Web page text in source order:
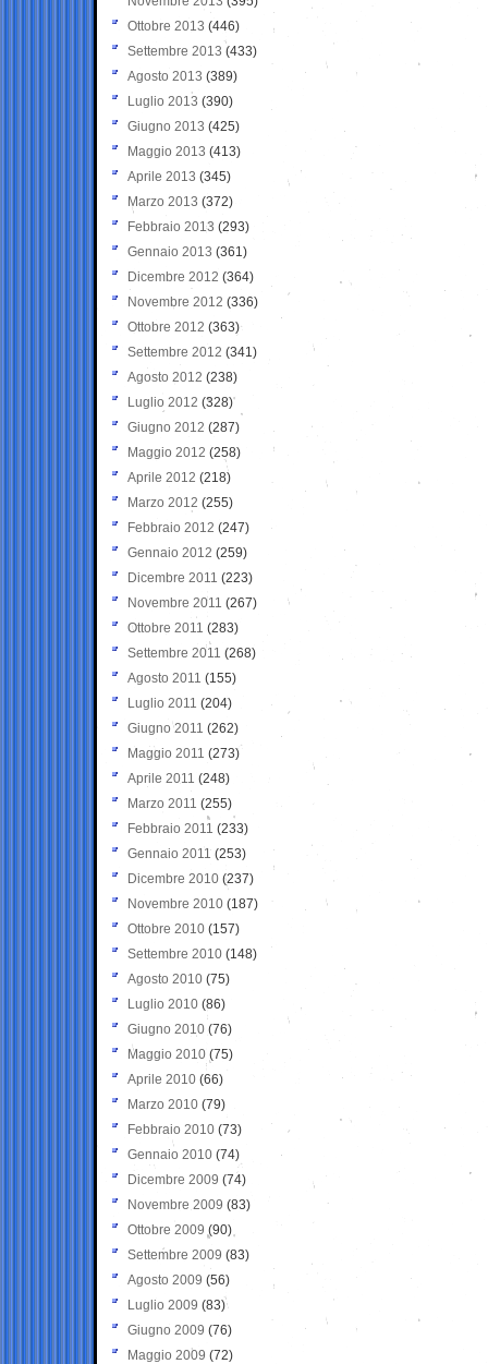
Ottobre 2013 (446)
Settembre 2013 (433)
Agosto 2013 (389)
Luglio 2013 (390)
Giugno 2013 (425)
Maggio 2013 (413)
Aprile 2013 (345)
Marzo 2013 (372)
Febbraio 2013 (293)
Gennaio 2013 (361)
Dicembre 2012 (364)
Novembre 2012 (336)
Ottobre 2012 (363)
Settembre 2012 (341)
Agosto 2012 (238)
Luglio 2012 (328)
Giugno 2012 (287)
Maggio 2012 (258)
Aprile 2012 (218)
Marzo 2012 (255)
Febbraio 2012 (247)
Gennaio 2012 (259)
Dicembre 2011 (223)
Novembre 2011 (267)
Ottobre 2011 (283)
Settembre 2011 (268)
Agosto 2011 (155)
Luglio 2011 (204)
Giugno 2011 (262)
Maggio 2011 (273)
Aprile 2011 (248)
Marzo 2011 (255)
Febbraio 2011 (233)
Gennaio 2011 (253)
Dicembre 2010 (237)
Novembre 2010 (187)
Ottobre 2010 (157)
Settembre 2010 (148)
Agosto 2010 (75)
Luglio 2010 (86)
Giugno 2010 (76)
Maggio 2010 (75)
Aprile 2010 (66)
Marzo 2010 (79)
Febbraio 2010 (73)
Gennaio 2010 (74)
Dicembre 2009 (74)
Novembre 2009 (83)
Ottobre 2009 (90)
Settembre 2009 (83)
Agosto 2009 (56)
Luglio 2009 (83)
Giugno 2009 (76)
Maggio 2009 (72)